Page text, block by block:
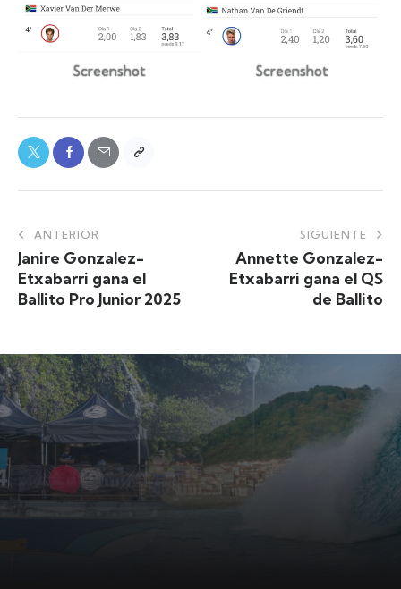
Screenshot Screenshot
ANTERIOR
Janire Gonzalez-
Etxabarri gana el
Ballito Pro Junior 2025
SIGUIENTE
Annette Gonzalez-
Etxabarri gana el QS
de Ballito